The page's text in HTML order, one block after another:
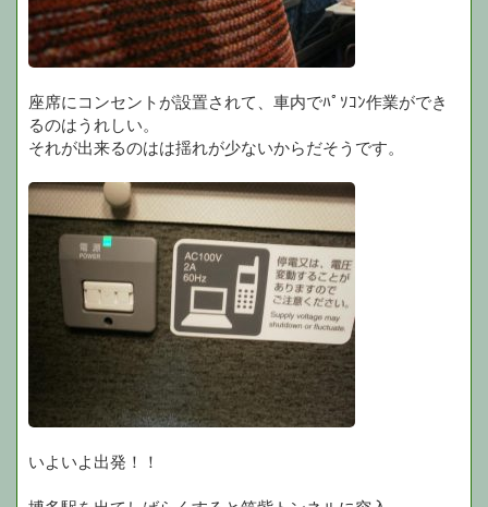
座席にコンセントが設置されて、車内でﾊﾟｿｺﾝ作業ができ
るのはうれしい。
それが出来るのはは揺れが少ないからだそうです。
いよいよ出発！！